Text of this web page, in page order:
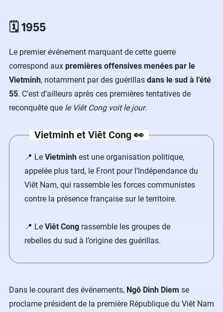
🗓️ 1955
Le premier événement marquant de cette guerre
correspond aux premières offensives menées par le
Vietminh, notamment par des guérillas dans le sud à l’été
55. C’est d’ailleurs après ces premières tentatives de
reconquête que le Viêt Cong voit le jour.
Vietminh et Viêt Cong 👀
📍 Le Vietminh est une organisation politique,
appelée plus tard, le Front pour l’Indépendance du
Viêt Nam, qui rassemble les forces communistes
contre la présence française sur le territoire.
📍 Le Viêt Cong rassemble les groupes de
rebelles du sud à l’origine des guérillas.
Dans le courant des événements, Ngô Dinh Diem se
proclame président de la première République du Viêt Nam